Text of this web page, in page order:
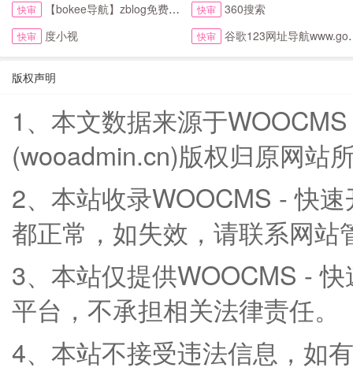
快审 【bokee导航】zblog免费自动收录检查反链 快审 360搜索
快审 度小视 快审 谷歌123网址导航www.google123.com.cn首页
版权声明
1、本文数据来源于
(wooadmin.cn)版权归原网站
2、本站收录WOOCMS - 快
都正常，如失效，请联系网站
3、本站仅提供WOOCMS -
平台，不承担相关法律责任。
4、本站不接受违法信息，如